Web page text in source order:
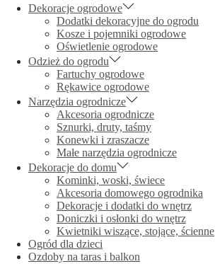
Dekoracje ogrodowe
Dodatki dekoracyjne do ogrodu
Kosze i pojemniki ogrodowe
Oświetlenie ogrodowe
Odzież do ogrodu
Fartuchy ogrodowe
Rękawice ogrodowe
Narzędzia ogrodnicze
Akcesoria ogrodnicze
Sznurki, druty, taśmy
Konewki i zraszacze
Małe narzędzia ogrodnicze
Dekoracje do domu
Kominki, woski, świece
Akcesoria domowego ogrodnika
Dekoracje i dodatki do wnętrz
Doniczki i osłonki do wnętrz
Kwietniki wiszące, stojące, ścienne
Ogród dla dzieci
Ozdoby na taras i balkon